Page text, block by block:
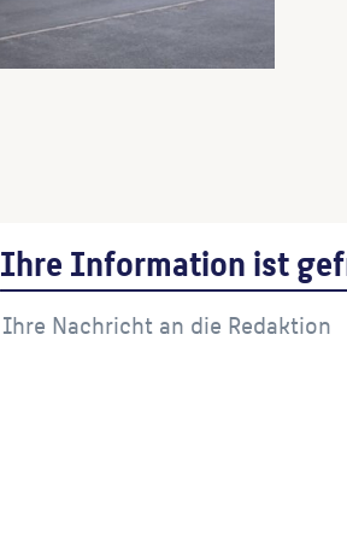
Ihre Information ist